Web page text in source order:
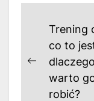
wpisu
Previous
post:
Trening
co to
dlaczego
warto
robić?